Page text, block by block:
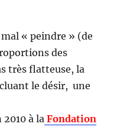
« peindre » (de
des
très flatteuse, la
le désir, une
à la Fondation